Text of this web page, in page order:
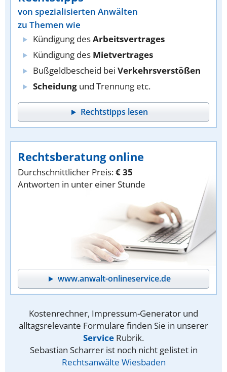
von spezialisierten Anwälten
zu Themen wie
Kündigung desArbeitsvertrages
Kündigung des Mietvertrages
Bußgeldbescheid bei Verkehrsverstößen
Scheidung und Trennung etc.
Rechtstipps lesen
Rechtsberatung online
Durchschnittlicher Preis:€ 35
Antworten in unter einer Stunde
www.anwalt-onlineservice.de
Kostenrechner, Impressum-Generator und
alltagsrelevante Formulare finden Sie in unserer
Service Rubrik.
Sebastian Scharrer ist noch nicht gelistet in
Rechtsanwälte Wiesbaden